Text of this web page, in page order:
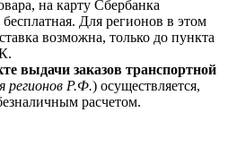
на карту Сбербанка
Для регионов в этом
возможна, только до пункта
выдачи заказов транспортной
регионов Р.Ф.) осуществляется,
расчетом.